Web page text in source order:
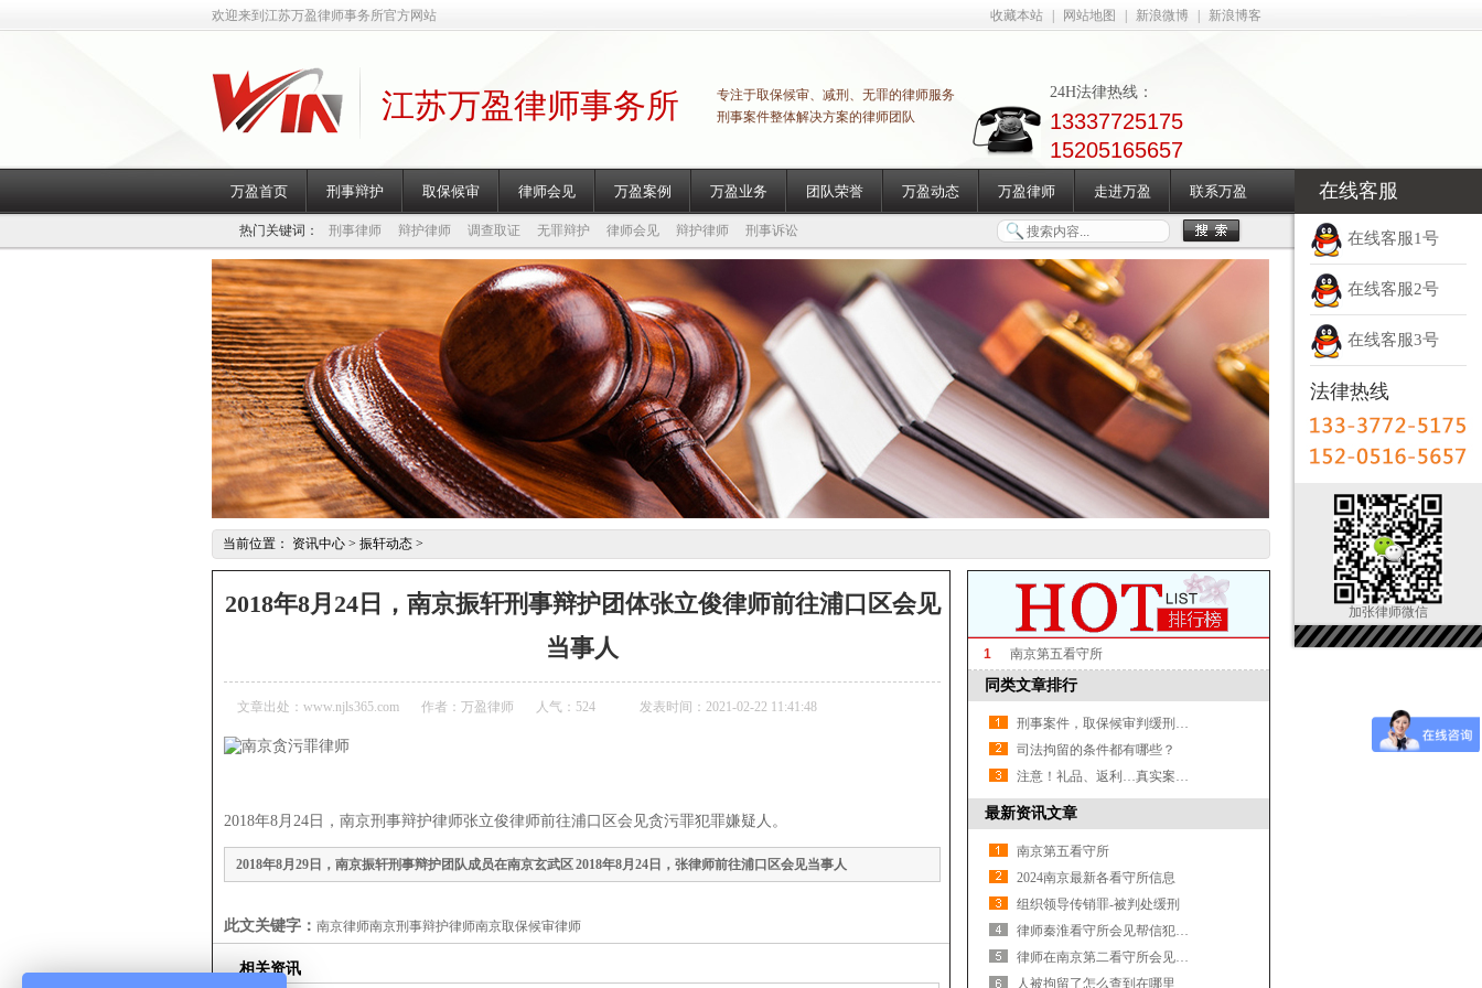
欢迎来到江苏万盈律师事务所官方网站 收藏本站 网站地图 新浪微博 新浪博客
江苏万盈律师事务所
专注于取保候审、减刑、无罪的律师服务
刑事案件整体解决方案的律师团队
24H法律热线：
13337725175
15205165657
万盈首页 刑事辩护 取保候审 律师会见 万盈案例 万盈业务 团队荣誉 万盈动态 万盈律师 走进万盈 联系万盈
热门关键词： 刑事律师 辩护律师 调查取证 无罪辩护 律师会见 辩护律师 刑事诉讼
当前位置： 资讯中心 > 振轩动态 >
2018年8月24日，南京振轩刑事辩护团体张立俊律师前往浦口区会见
当事人
文章出处：www.njls365.com 作者：万盈律师 人气： 524 发表时间：2021-02-22 11:41:48
2018年8月24日， 南京刑事辩护律师张立俊律师前往浦口区会见贪污罪犯罪嫌疑人。
2018年8月24日，张律师前往浦口区会见当事人
2018年8月29日，南京振轩刑事辩护团队成员在南京玄武区
此文关键字： 南京律师南京刑事辩护律师南京取保候审律师
相关资讯
1 南京第五看守所
同类文章排行
刑事案件，取保候审判缓刑的几率大吗？
司法拘留的条件都有哪些？
注意！礼品、返利…真实案例提醒你：非法集资的那些坑
最新资讯文章
南京第五看守所
2024南京最新各看守所信息
组织领导传销罪-被判处缓刑
律师秦淮看守所会见帮信犯罪嫌疑人
律师在南京第二看守所会见涉嫌诈骗罪嫌疑人
人被拘留了怎么查到在哪里
在线客服
在线客服1号
在线客服2号
在线客服3号
法律热线
加张律师微信